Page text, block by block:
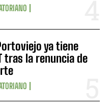
ya tiene
tras la renuncia de